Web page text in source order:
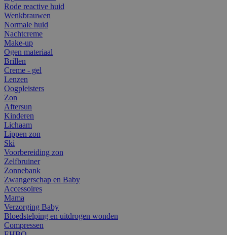
Rode reactive huid
Wenkbrauwen
Normale huid
Nachtcreme
Make-up
Ogen materiaal
Brillen
Creme - gel
Lenzen
Oogpleisters
Zon
Aftersun
Kinderen
Lichaam
Lippen zon
Ski
Voorbereiding zon
Zelfbruiner
Zonnebank
Zwangerschap en Baby
Accessoires
Mama
Verzorging Baby
Bloedstelping en uitdrogen wonden
Compressen